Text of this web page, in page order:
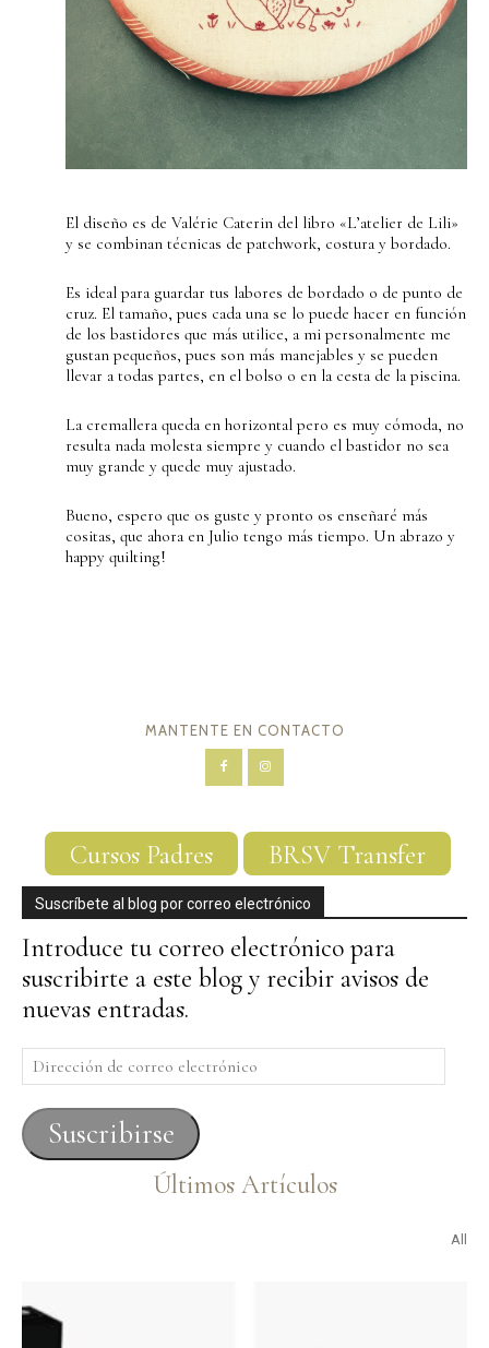
El diseño es de Valérie Caterin del libro «L’atelier de Lili»
y se combinan técnicas de patchwork, costura y bordado.
Es ideal para guardar tus labores de bordado o de punto de
cruz. El tamaño, pues cada una se lo puede hacer en función
de los bastidores que más utilice, a mi personalmente me
gustan pequeños, pues son más manejables y se pueden
llevar a todas partes, en el bolso o en la cesta de la piscina.
La cremallera queda en horizontal pero es muy cómoda, no
resulta nada molesta siempre y cuando el bastidor no sea
muy grande y quede muy ajustado.
Bueno, espero que os guste y pronto os enseñaré más
cositas, que ahora en Julio tengo más tiempo. Un abrazo y
happy quilting!
MANTENTE EN CONTACTO
Cursos Padres BRSV Transfer
Suscríbete al blog por correo electrónico
Introduce tu correo electrónico para
suscribirte a este blog y recibir avisos de
nuevas entradas.
Dirección
de
correo
electrónico
Suscribirse
Últimos Artículos
All